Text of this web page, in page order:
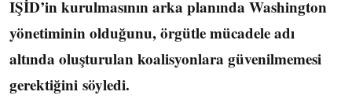
IŞİD’in kurulmasının arka planında Washington
yönetiminin olduğunu, örgütle mücadele adı
altında oluşturulan koalisyonlara güvenilmemesi
gerektiğini söyledi.